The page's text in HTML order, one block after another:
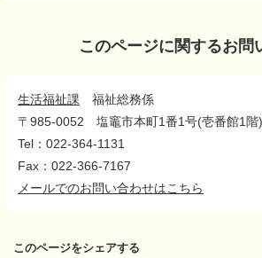
このページに関するお問
生活福祉課
福祉総務係
〒985-0052
塩竈市本町1番1号(壱番館1階)
Tel：022-364-1131
Fax：022-366-7167
メールでのお問い合わせはこちら
このページをシェアする